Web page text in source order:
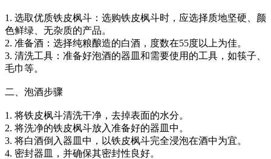
1. 选取优质铁皮枫斗：选购铁皮枫斗时，应选择质地坚硬、颜
色鲜绿、无杂质的产品。
2. 准备酒：选择纯粮酿造的白酒，度数在55度以上为佳。
3. 清洗工具：准备好泡酒的器皿和需要使用的工具，如筷子、
毛巾等。
二、泡酒步骤
1. 将铁皮枫斗清洗干净，去掉表面的水分。
2. 将洗净的铁皮枫斗放入准备好的器皿中。
3. 将白酒倒入器皿中，以铁皮枫斗完全浸泡在酒中为宜。
4. 密封器皿，并确保其密封性良好。